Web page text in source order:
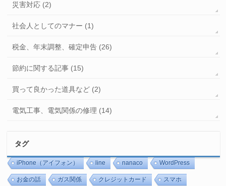
災害対応 (2)
社会人としてのマナー (1)
税金、年末調整、確定申告 (26)
節約に関する記事 (15)
買って良かった道具など (2)
電気工事、電気関係の修理 (14)
タグ
iPhone（アイフォン） line nanaco WordPress
お金の話 ガス関係 クレジットカード スマホ